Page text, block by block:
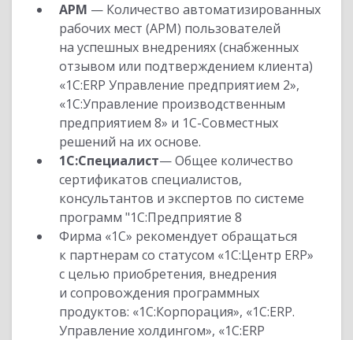
АРМ — Количество автоматизированных
рабочих мест (АРМ) пользователей
на успешных внедрениях (снабженных
отзывом или подтверждением клиента)
«1С:ERP Управление предприятием 2»,
«1С:Управление производственным
предприятием 8» и 1С-Совместных
решений на их основе.
1С:Специалист— Общее количество
сертификатов специалистов,
консультантов и экспертов по системе
программ "1С:Предприятие 8
Фирма «1С» рекомендует обращаться
к партнерам со статусом «1С:Центр ERP»
с целью приобретения, внедрения
и сопровождения программных
продуктов: «1С:Корпорация», «1С:ERP.
Управление холдингом», «1С:ERP